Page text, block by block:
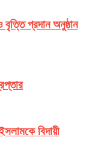
বৃত্তি প্রদান অনুষ্ঠান
বিদায়ী